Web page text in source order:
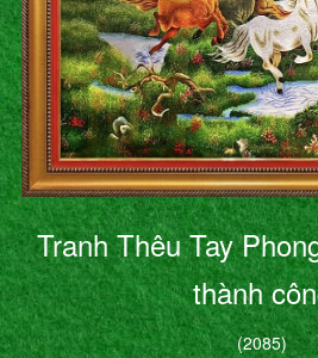
Tranh Thêu Tay
thành
(2085)